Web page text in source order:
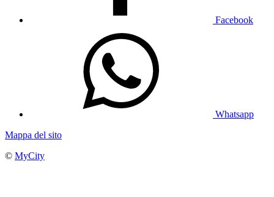
Facebook
Whatsapp
Mappa del sito
© MyCity